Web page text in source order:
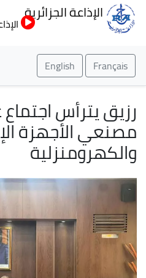
إلى
الإذاعة الجزائرية
Français
English
رزيق يترأس
مصنعي الأجهزة
والكهرومنزلية